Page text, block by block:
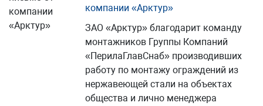
компании «Арктур»
ЗАО «Арктур» благодарит команду
монтажников Группы Компаний
«ПерилаГлавСнаб» производивших
работу по монтажу ограждений из
нержавеющей стали на объектах
общества и лично менеджера